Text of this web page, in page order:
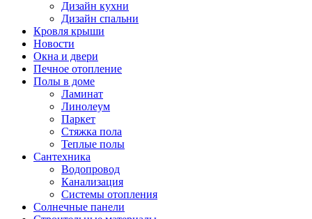
Дизайн кухни
Дизайн спальни
Кровля крыши
Новости
Окна и двери
Печное отопление
Полы в доме
Ламинат
Линолеум
Паркет
Стяжка пола
Теплые полы
Сантехника
Водопровод
Канализация
Системы отопления
Солнечные панели